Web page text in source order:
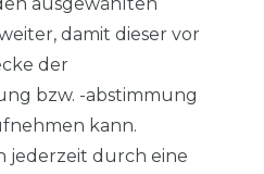
damit dieser vor
der
bzw. -abstimmung
kann.
jederzeit durch eine